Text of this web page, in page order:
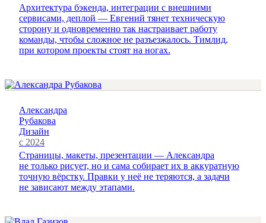
Архитектура бэкенда, интеграции с внешними
сервисами, деплой — Евгений тянет техническую
сторону и одновременно так настраивает работу
команды, чтобы сложное не разъезжалось. Тимлид,
при котором проекты стоят на ногах.
Александра
Рубакова
Дизайн
с 2024
Страницы, макеты, презентации — Александра
не только рисует, но и сама собирает их в аккуратную
точную вёрстку. Правки у неё не теряются, а задачи
не зависают между этапами.